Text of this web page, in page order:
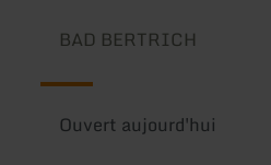
BAD BERTRICH
Ouvert aujourd'hui